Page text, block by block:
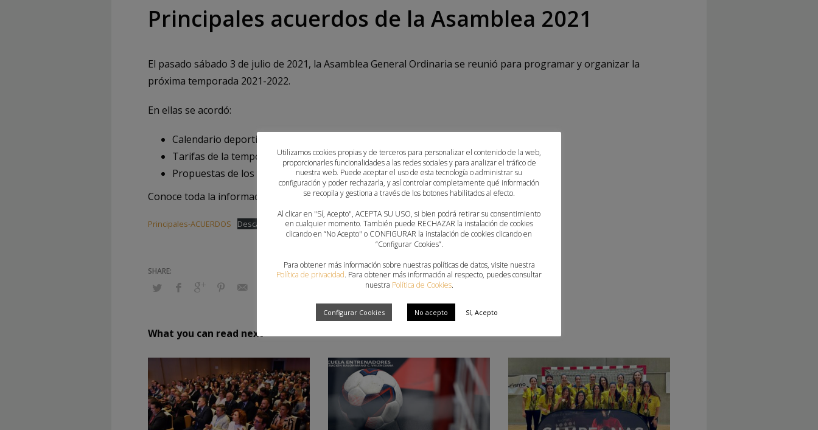
Principales acuerdos de la Asamblea 2021
El pasado sábado 3 de julio de 2021, la Asamblea General Ordinaria se reunió para programar y organizar la
próxima temporada 2021-2022.
En ellas se acordó:
Calendario deportivo para la temporada 2021-2022.
Tarifas de la temporada 2021-2022.
Propuestas de los miembros asambleístas.
Conoce toda la información en el documento adjunto:
Principales-ACUERDOS Descarga
What you can read next
Utilizamos cookies propias y de terceros para personalizar el contenido de la web,
proporcionarles funcionalidades a las redes sociales y para analizar el tráfico de
nuestra web. Puede aceptar el uso de esta tecnología o administrar su
configuración y poder rechazarla, y así controlar completamente qué información
se recopila y gestiona a través de los botones habilitados al efecto.
Al clicar en "Sí, Acepto", ACEPTA SU USO, si bien podrá retirar su consentimiento
en cualquier momento. También puede RECHAZAR la instalación de cookies
clicando en “No Acepto" o CONFIGURAR la instalación de cookies clicando en
“Configurar Cookies”.
Para obtener más información sobre nuestras políticas de datos, visite nuestra
Política de privacidad. Para obtener más información al respecto, puedes consultar
nuestra Política de Cookies.
Configurar Cookies No acepto Sí, Acepto